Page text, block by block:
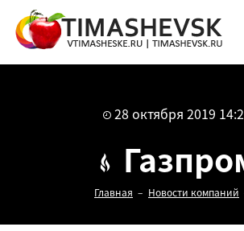
28 октября 2019
Главная Новости компаний